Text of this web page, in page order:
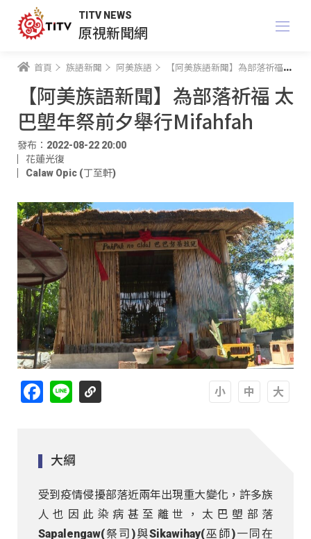
TITV NEWS
原視新聞網
首頁 族語新聞 阿美族語 【阿美族語新聞】為部落祈福 太巴塱年祭前夕舉行Mifahfah
【阿美族語新聞】為部落祈福 太
巴塱年祭前夕舉行Mifahfah
發布：2022-08-22 20:00
花蓮光復
Calaw Opic (丁至軒)
Facebook
Line
大綱
受到疫情侵擾部落近兩年出現重大變化，許多族
人也因此染病甚至離世，太巴塱部落
Sapalengaw(祭司)與Sikawihay(巫師)一同在